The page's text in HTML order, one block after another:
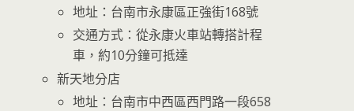
地址：台南市永康區正強街168號
交通方式：從永康火車站轉搭計程
車，約10分鐘可抵達
新天地分店
地址：台南市中西區西門路一段658